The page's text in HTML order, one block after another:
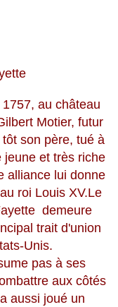
au château
Motier, futur
son père, tué à
jeune et très riche
alliance lui donne
roi Louis XV.Le
demeure
trait d'union
Unis.
pas à ses
aux côtés
aussi joué un